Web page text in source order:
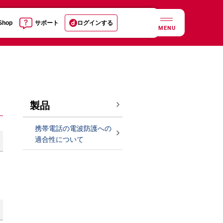
サポート ログインする
MENU
製品
携帯電話の電波防護への
適合性について